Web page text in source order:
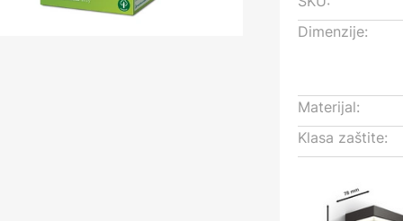
Dimenzije:
Materijal:
Klasa zaštite: